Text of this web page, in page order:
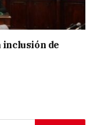
inclusión de